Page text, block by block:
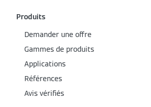
Produits
Demander une offre
Gammes de produits
Applications
Références
Avis vérifiés